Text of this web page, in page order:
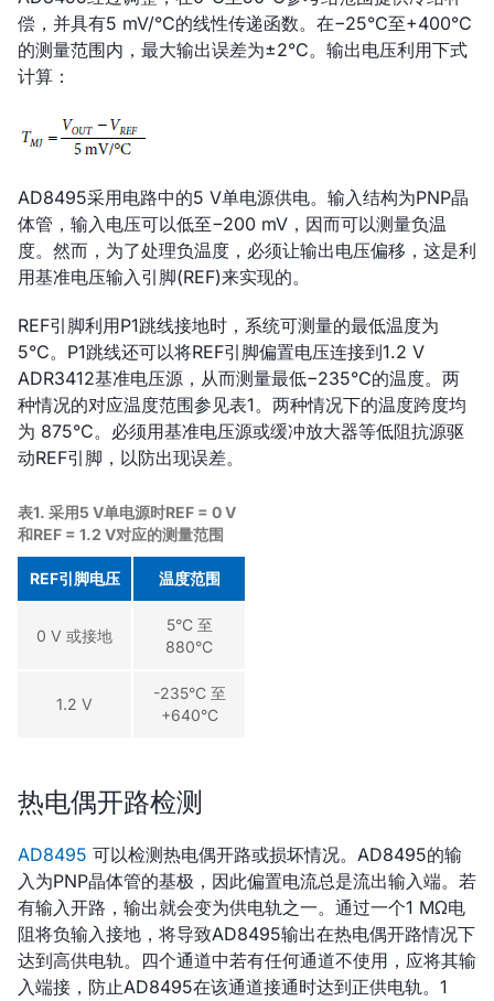
偿，并具有5 mV/°C的线性传递函数。在−25°C至+400°C
的测量范围内，最大输出误差为±2°C。输出电压利用下式
计算：
AD8495采用电路中的5 V单电源供电。输入结构为PNP晶
体管，输入电压可以低至−200 mV，因而可以测量负温
度。然而，为了处理负温度，必须让输出电压偏移，这是利
用基准电压输入引脚(REF)来实现的。
REF引脚利用P1跳线接地时，系统可测量的最低温度为
5°C。P1跳线还可以将REF引脚偏置电压连接到1.2 V
ADR3412基准电压源，从而测量最低−235°C的温度。两
种情况的对应温度范围参见表1。两种情况下的温度跨度均
为 875°C。必须用基准电压源或缓冲放大器等低阻抗源驱
动REF引脚，以防出现误差。
表1. 采用5 V单电源时REF = 0 V
和REF = 1.2 V对应的测量范围
REF引脚电压 温度范围
0 V 或接地
5°C 至
880°C
1.2 V
-235°C 至
+640°C
热电偶开路检测
AD8495 可以检测热电偶开路或损坏情况。AD8495的输
入为PNP晶体管的基极，因此偏置电流总是流出输入端。若
有输入开路，输出就会变为供电轨之一。通过一个1 MΩ电
阻将负输入接地，将导致AD8495输出在热电偶开路情况下
达到高供电轨。四个通道中若有任何通道不使用，应将其输
入端接，防止AD8495在该通道接通时达到正供电轨。1